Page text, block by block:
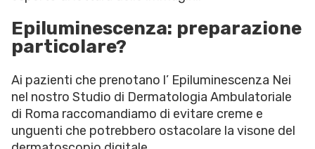
Epiluminescenza: preparazione
particolare?
Ai pazienti che prenotano l’ Epiluminescenza Nei
nel nostro Studio di Dermatologia Ambulatoriale
di Roma raccomandiamo di evitare creme e
unguenti che potrebbero ostacolare la visone del